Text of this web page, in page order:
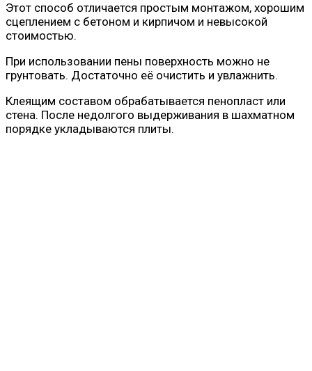
Этот способ отличается простым монтажом, хорошим
сцеплением с бетоном и кирпичом и невысокой
стоимостью.
При использовании пены поверхность можно не
грунтовать. Достаточно её очистить и увлажнить.
Клеящим составом обрабатывается пенопласт или
стена. После недолгого выдерживания в шахматном
порядке укладываются плиты.